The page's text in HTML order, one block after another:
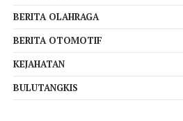
BERITA OLAHRAGA
BERITA OTOMOTIF
KEJAHATAN
BULUTANGKIS